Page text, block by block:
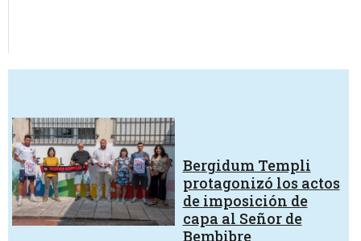
Bergidum Templi
protagonizó los actos
de imposición de
capa al Señor de
Bembibre